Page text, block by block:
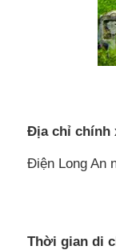
Địa chỉ chính
Điện Long An
Thời gian di